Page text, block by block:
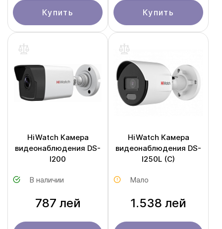
Купить Купить
HiWatch Камера
видеонаблюдения DS-
I200
В наличии
787 лей
HiWatch Камера
видеонаблюдения DS-
I250L (С)
Мало
1.538 лей